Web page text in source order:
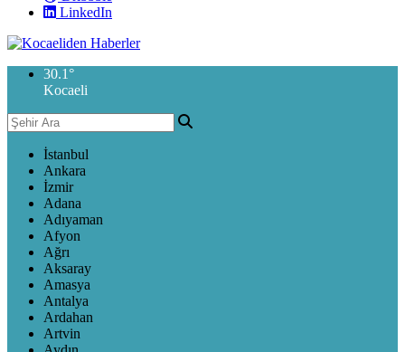
LinkedIn
30.1 °
Kocaeli
İstanbul
Ankara
İzmir
Adana
Adıyaman
Afyon
Ağrı
Aksaray
Amasya
Antalya
Ardahan
Artvin